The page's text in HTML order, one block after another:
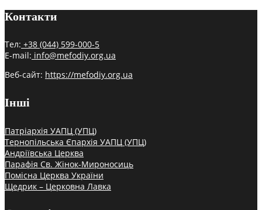
Контакти
Тел: +38 (044) 599-000-5
E-mail: info@mefodiy.org.ua
Веб-сайт: https://mefodiy.org.ua
Інші
Патріархія УАПЦ (УПЦ)
Тернопільська Єпархія УАПЦ (УПЦ)
Андріївська Церква
Парафія Св. Жінок-Мироносиць
Помісна Церква України
Щедрик – Церковна Лавка